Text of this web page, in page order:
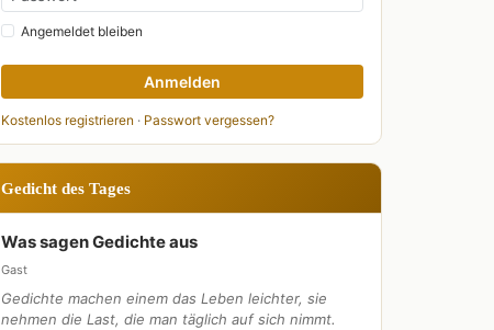
Angemeldet bleiben
Anmelden
Kostenlos registrieren · Passwort vergessen?
Gedicht des Tages
Was sagen Gedichte aus
Gast
Gedichte machen einem das Leben leichter, sie
nehmen die Last, die man täglich auf sich nimmt.